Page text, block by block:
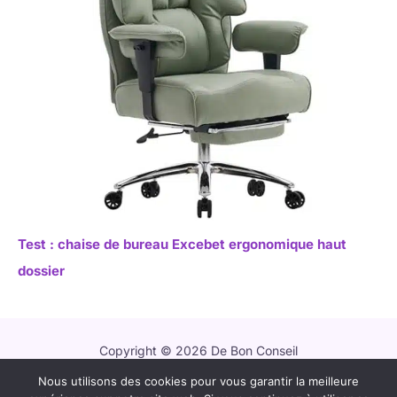
Test : chaise de bureau Excebet ergonomique haut
dossier
Copyright © 2026 De Bon Conseil
Contact
Nous utilisons des cookies pour vous garantir la meilleure